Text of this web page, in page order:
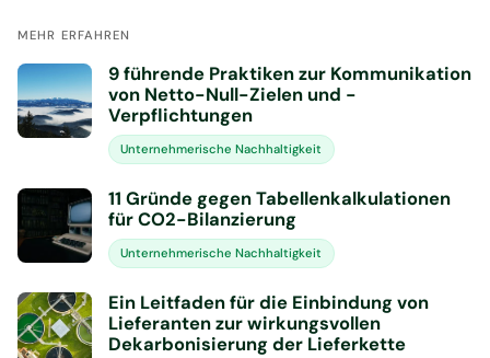
MEHR ERFAHREN
9 führende Praktiken zur Kommunikation
von Netto-Null-Zielen und -
Verpflichtungen
Unternehmerische Nachhaltigkeit
11 Gründe gegen Tabellenkalkulationen
für CO2-Bilanzierung
Unternehmerische Nachhaltigkeit
Ein Leitfaden für die Einbindung von
Lieferanten zur wirkungsvollen
Dekarbonisierung der Lieferkette